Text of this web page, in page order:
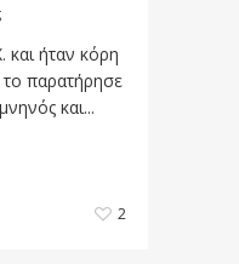
και ήταν κόρη
το παρατήρησε
και...
2